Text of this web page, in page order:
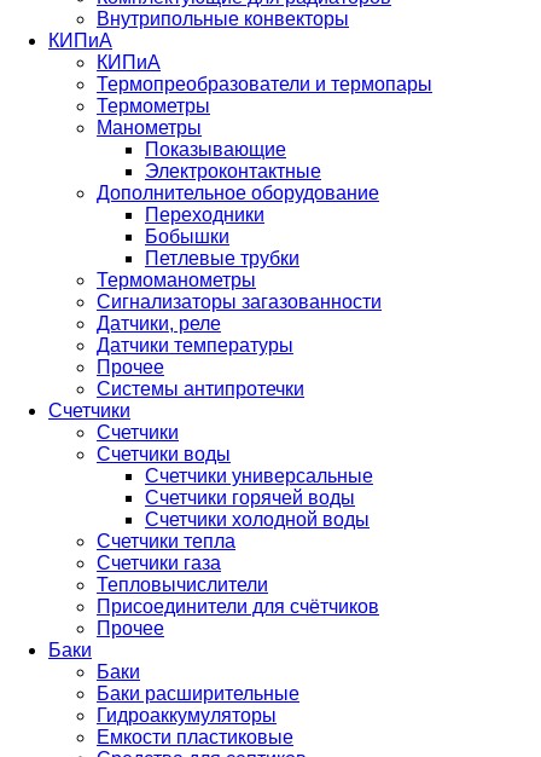
Внутрипольные конвекторы
КИПиА
КИПиА
Термопреобразователи и термопары
Термометры
Манометры
Показывающие
Электроконтактные
Дополнительное оборудование
Переходники
Бобышки
Петлевые трубки
Термоманометры
Сигнализаторы загазованности
Датчики, реле
Датчики температуры
Прочее
Системы антипротечки
Счетчики
Счетчики
Счетчики воды
Счетчики универсальные
Счетчики горячей воды
Счетчики холодной воды
Счетчики тепла
Счетчики газа
Тепловычислители
Присоединители для счётчиков
Прочее
Баки
Баки
Баки расширительные
Гидроаккумуляторы
Емкости пластиковые